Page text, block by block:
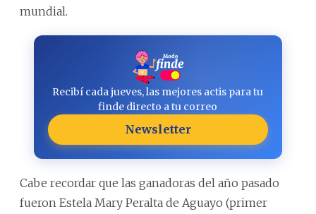
mundial.
Recibí cada jueves, las mejores actis para tu
finde directo a tu correo
Newsletter
Cabe recordar que las ganadoras del año pasado
fueron Estela Mary Peralta de Aguayo (primer